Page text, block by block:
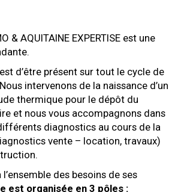
& AQUITAINE EXPERTISE est une
d’être présent sur tout le cycle de
intervenons de la naissance d’un
thermique pour le dépôt du
et nous vous accompagnons dans
diagnostics au cours de la
vente – location, travaux)
des besoins de ses
est organisée en 3 pôles :